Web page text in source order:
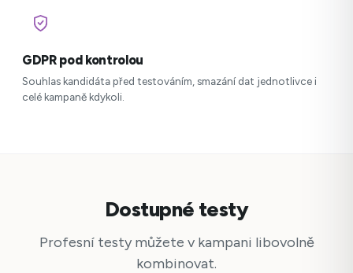
GDPR pod kontrolou
Souhlas kandidáta před testováním, smazání dat jednotlivce i
celé kampaně kdykoli.
Dostupné testy
Profesní testy můžete v kampani libovolně
kombinovat.